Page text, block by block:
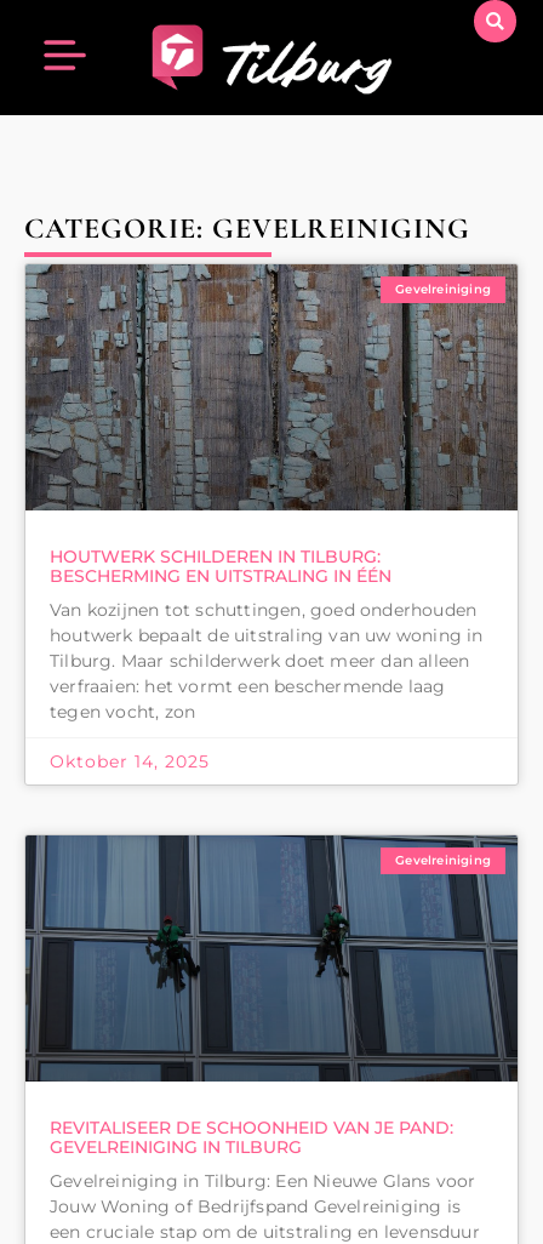
CATEGORIE: GEVELREINIGING
Gevelreiniging
HOUTWERK SCHILDEREN IN TILBURG:
BESCHERMING EN UITSTRALING IN ÉÉN
Van kozijnen tot schuttingen, goed onderhouden
houtwerk bepaalt de uitstraling van uw woning in
Tilburg. Maar schilderwerk doet meer dan alleen
verfraaien: het vormt een beschermende laag
tegen vocht, zon
Oktober 14, 2025
Gevelreiniging
REVITALISEER DE SCHOONHEID VAN JE PAND:
GEVELREINIGING IN TILBURG
Gevelreiniging in Tilburg: Een Nieuwe Glans voor
Jouw Woning of Bedrijfspand Gevelreiniging is
een cruciale stap om de uitstraling en levensduur